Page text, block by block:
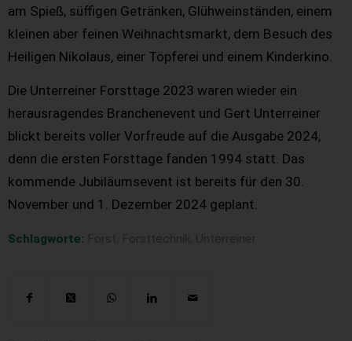
am Spieß, süffigen Getränken, Glühweinständen, einem
kleinen aber feinen Weihnachtsmarkt, dem Besuch des
Heiligen Nikolaus, einer Töpferei und einem Kinderkino.
Die Unterreiner Forsttage 2023 waren wieder ein
herausragendes Branchenevent und Gert Unterreiner
blickt bereits voller Vorfreude auf die Ausgabe 2024,
denn die ersten Forsttage fanden 1994 statt. Das
kommende Jubiläumsevent ist bereits für den 30.
November und 1. Dezember 2024 geplant.
Schlagworte: